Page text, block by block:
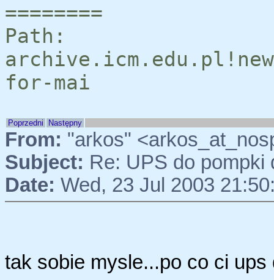
========
for-mai
Poprzedni Następny
From: "arkos"
Subject: Re: UPS do pompki
Date: Wed, 23 Jul 2003
tak sobie mysle...po co ci ups